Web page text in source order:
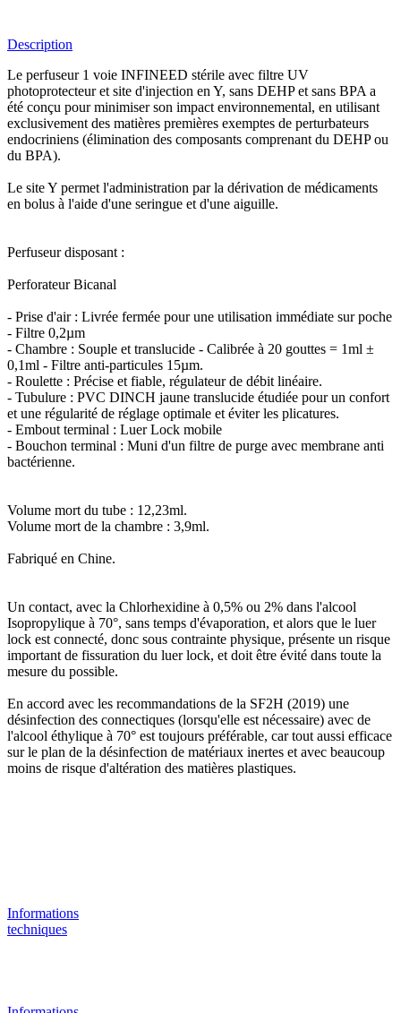
Description
Le perfuseur 1 voie INFINEED stérile avec filtre UV
photoprotecteur et site d'injection en Y, sans DEHP et sans BPA a
été conçu pour minimiser son impact environnemental, en utilisant
exclusivement des matières premières exemptes de perturbateurs
endocriniens (élimination des composants comprenant du DEHP ou
du BPA).
Le site Y permet l'administration par la dérivation de médicaments
en bolus à l'aide d'une seringue et d'une aiguille.
Perfuseur disposant :
Perforateur Bicanal
- Prise d'air : Livrée fermée pour une utilisation immédiate sur poche
- Filtre 0,2µm
- Chambre : Souple et translucide - Calibrée à 20 gouttes = 1ml ±
0,1ml - Filtre anti-particules 15µm.
- Roulette : Précise et fiable, régulateur de débit linéaire.
- Tubulure : PVC DINCH jaune translucide étudiée pour un confort
et une régularité de réglage optimale et éviter les plicatures.
- Embout terminal : Luer Lock mobile
- Bouchon terminal : Muni d'un filtre de purge avec membrane anti
bactérienne.
Volume mort du tube : 12,23ml.
Volume mort de la chambre : 3,9ml.
Fabriqué en Chine.
Un contact, avec la Chlorhexidine à 0,5% ou 2% dans l'alcool
Isopropylique à 70°, sans temps d'évaporation, et alors que le luer
lock est connecté, donc sous contrainte physique, présente un risque
important de fissuration du luer lock, et doit être évité dans toute la
mesure du possible.
En accord avec les recommandations de la SF2H (2019) une
désinfection des connectiques (lorsqu'elle est nécessaire) avec de
l'alcool éthylique à 70° est toujours préférable, car tout aussi efficace
sur le plan de la désinfection de matériaux inertes et avec beaucoup
moins de risque d'altération des matières plastiques.
Informations
techniques